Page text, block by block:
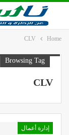
Home
CLV
Browsing Tag
CLV
إدارة أعمال